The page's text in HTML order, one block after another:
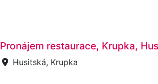
Pronájem restaurace, Krupka,
Husitská, Krupka